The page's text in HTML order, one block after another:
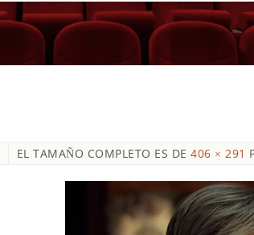
EL TAMAÑO COMPLETO ES DE 406 × 291